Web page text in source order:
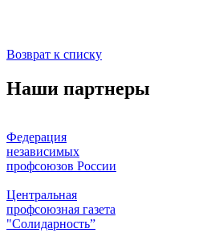
Возврат к списку
Наши партнеры
Федерация
независимых
профсоюзов России
Центральная
профсоюзная газета
"Солидарность”